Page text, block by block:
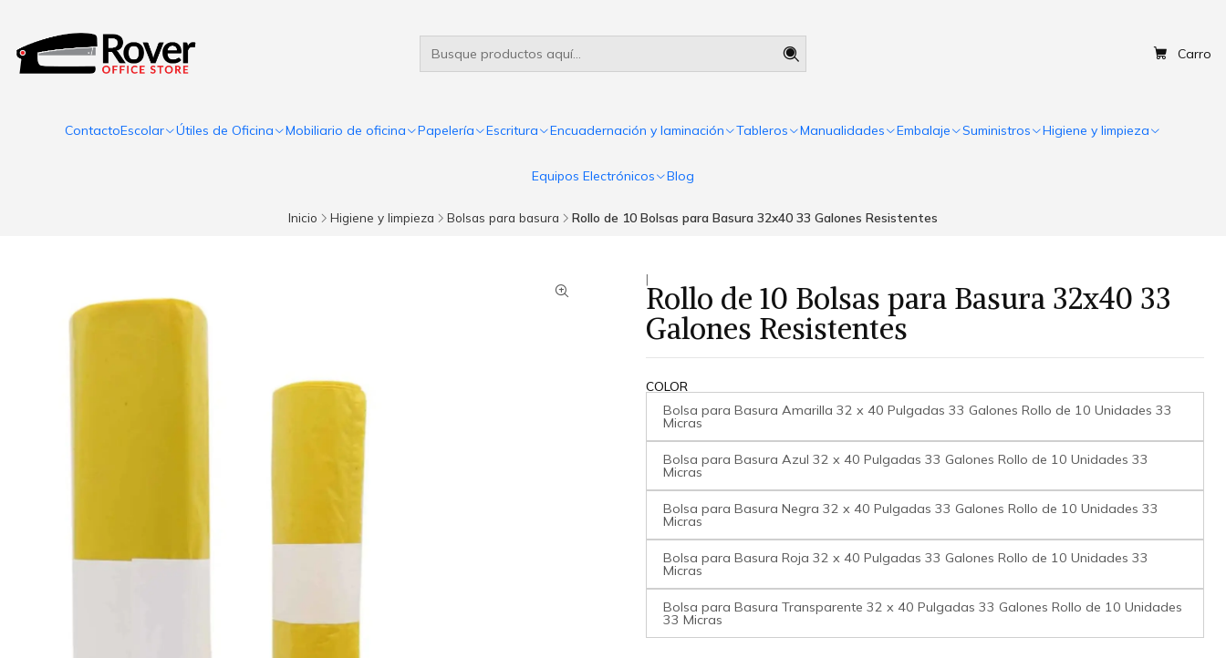
Carro
ContactoEscolar Útiles de Oficina Mobiliario de oficina Papelería Escritura Encuadernación y laminación Tableros Manualidades Embalaje Suministros Higiene y limpieza
Equipos Electrónicos Blog
Inicio Higiene y limpieza Bolsas para basura Rollo de 10 Bolsas para Basura 32x40 33 Galones Resistentes
|
Rollo de 10 Bolsas para Basura 32x40 33
Galones Resistentes
COLOR
Bolsa para Basura Amarilla 32 x 40 Pulgadas 33 Galones Rollo de 10 Unidades 33
Micras
Bolsa para Basura Azul 32 x 40 Pulgadas 33 Galones Rollo de 10 Unidades 33
Micras
Bolsa para Basura Negra 32 x 40 Pulgadas 33 Galones Rollo de 10 Unidades 33
Micras
Bolsa para Basura Roja 32 x 40 Pulgadas 33 Galones Rollo de 10 Unidades 33
Micras
Bolsa para Basura Transparente 32 x 40 Pulgadas 33 Galones Rollo de 10 Unidades
33 Micras